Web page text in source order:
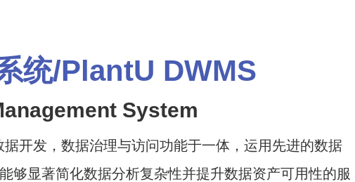
统/PlantU DWMS
System
开发，数据治理与访问功能于一体，运用先进的数据
够显著简化数据分析复杂性并提升数据资产可用性的服